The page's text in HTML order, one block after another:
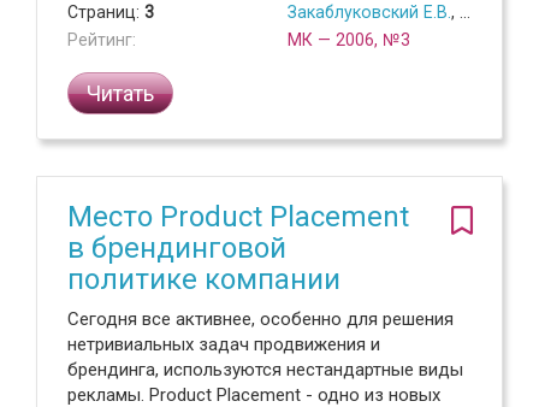
Страниц: 3
Рейтинг:
Закаблуковский Е.В. ,
МК — 2006, №3
Читать
Место Product Placement
в брендинговой
политике компании
Сегодня все активнее, особенно для решения
нетривиальных задач продвижения и
брендинга, используются нестандартные виды
рекламы. Product Placement - одно из новых